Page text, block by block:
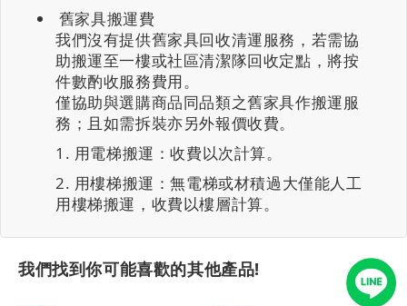
舊家具搬運費
我們沒有提供舊家具回收清運服務，若需協
助搬運至一樓或社區清潔隊回收定點，將按
件數酌收服務費用。
僅協助與選購商品同品類之舊家具作搬運服
務；且如需拆裝亦另外報價收費。
用電梯搬運：收費以次計算。
用樓梯搬運：無電梯或材積過大僅能人工
用樓梯搬運，收費以樓層計算。
我們找到你可能喜歡的其他產品!